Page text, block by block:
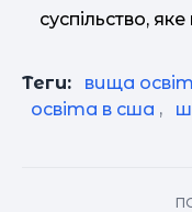
суспільство,
Теги: вища
освіта в сша ,